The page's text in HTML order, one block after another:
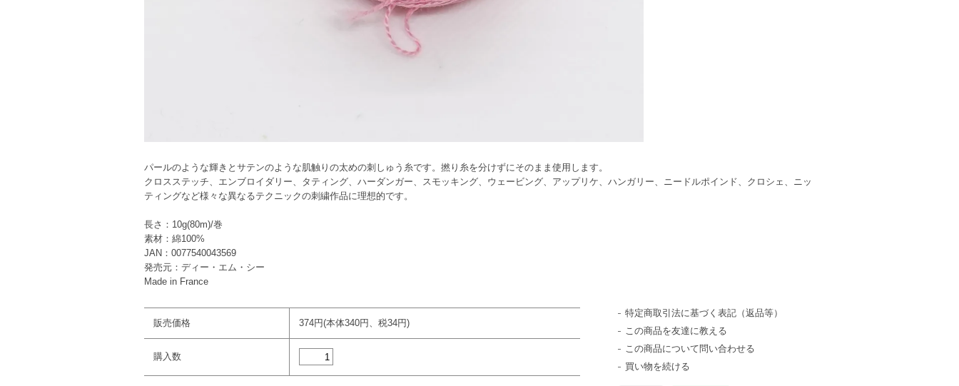
パールのような輝きとサテンのような肌触りの太めの刺しゅう糸です。撚り糸を分けずにそのまま使用します。
クロスステッチ、エンブロイダリー、タティング、ハーダンガー、スモッキング、ウェービング、アップリケ、ハンガリー、ニードルポインド、クロシェ、ニッ
ティングなど様々な異なるテクニックの刺繍作品に理想的です。
長さ：10g(80m)/巻
素材：綿100%
JAN：0077540043569
発売元：ディー・エム・シー
Made in France
販売価格 374円(本体340円、税34円)
購入数
特定商取引法に基づく表記（返品等）
この商品を友達に教える
この商品について問い合わせる
買い物を続ける